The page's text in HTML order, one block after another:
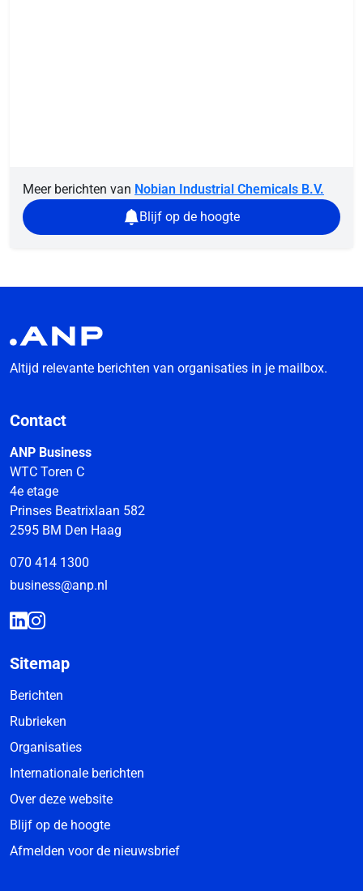
Meer berichten van Nobian Industrial Chemicals B.V.
Blijf op de hoogte
Altijd relevante berichten van organisaties in je mailbox.
Contact
ANP Business
WTC Toren C
4e etage
Prinses Beatrixlaan 582
2595 BM Den Haag
070 414 1300
business@anp.nl
Sitemap
Berichten
Rubrieken
Organisaties
Internationale berichten
Over deze website
Blijf op de hoogte
Afmelden voor de nieuwsbrief